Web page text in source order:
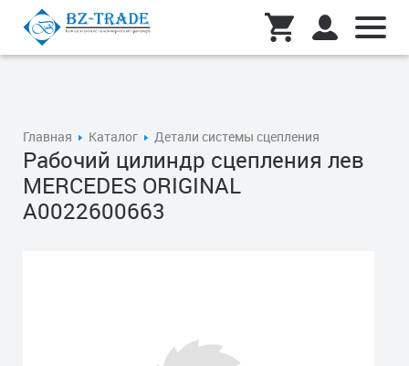
Главная Каталог Детали системы сцепления
Рабочий цилиндр сцепления лев
MERCEDES ORIGINAL
A0022600663